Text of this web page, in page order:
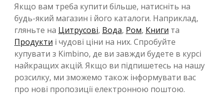
Якщо вам треба купити більше, натисніть на
будь-який магазин і його каталоги. Наприклад,
гляньте на Цитрусові, Вода, Ром, Книги та
Продукти і чудові ціни на них. Спробуйте
купувати з Kimbino, де ви завжди будете в курсі
найкращих акцій. Якщо ви підпишетесь на нашу
розсилку, ми зможемо також інформувати вас
про нові пропозиції електронною поштою.